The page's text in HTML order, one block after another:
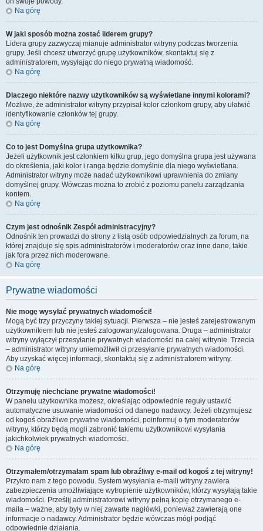
Na górę
W jaki sposób można zostać liderem grupy?
Lidera grupy zazwyczaj mianuje administrator witryny podczas tworzenia
grupy. Jeśli chcesz utworzyć grupę użytkowników, skontaktuj się z
administratorem, wysyłając do niego prywatną wiadomość.
Na górę
Dlaczego niektóre nazwy użytkowników są wyświetlane innymi kolorami?
Możliwe, że administrator witryny przypisał kolor członkom grupy, aby ułatwić
identyfikowanie członków tej grupy.
Na górę
Co to jest Domyślna grupa użytkownika?
Jeżeli użytkownik jest członkiem kilku grup, jego domyślna grupa jest używana
do określenia, jaki kolor i ranga będzie domyślnie dla niego wyświetlana.
Administrator witryny może nadać użytkownikowi uprawnienia do zmiany
domyślnej grupy. Wówczas można to zrobić z poziomu panelu zarządzania
kontem.
Na górę
Czym jest odnośnik Zespół administracyjny?
Odnośnik ten prowadzi do strony z listą osób odpowiedzialnych za forum, na
której znajduje się spis administratorów i moderatorów oraz inne dane, takie
jak fora przez nich moderowane.
Na górę
Prywatne wiadomości
Nie mogę wysyłać prywatnych wiadomości!
Mogą być trzy przyczyny takiej sytuacji. Pierwsza – nie jesteś zarejestrowanym
użytkownikiem lub nie jesteś zalogowany/zalogowana. Druga – administrator
witryny wyłączył przesyłanie prywatnych wiadomości na całej witrynie. Trzecia
– administrator witryny uniemożliwił ci przesyłanie prywatnych wiadomości.
Aby uzyskać więcej informacji, skontaktuj się z administratorem witryny.
Na górę
Otrzymuję niechciane prywatne wiadomości!
W panelu użytkownika możesz, określając odpowiednie reguły ustawić
automatyczne usuwanie wiadomości od danego nadawcy. Jeżeli otrzymujesz
od kogoś obraźliwe prywatne wiadomości, poinformuj o tym moderatorów
witryny, którzy będą mogli zabronić takiemu użytkownikowi wysyłania
jakichkolwiek prywatnych wiadomości.
Na górę
Otrzymałem/otrzymałam spam lub obraźliwy e-mail od kogoś z tej witryny!
Przykro nam z tego powodu. System wysyłania e-maili witryny zawiera
zabezpieczenia umożliwiające wytropienie użytkowników, którzy wysyłają takie
wiadomości. Prześlij administratorowi witryny pełną kopię otrzymanego e-
maila – ważne, aby były w niej zawarte nagłówki, ponieważ zawierają one
informacje o nadawcy. Administrator będzie wówczas mógł podjąć
odpowiednie działania.